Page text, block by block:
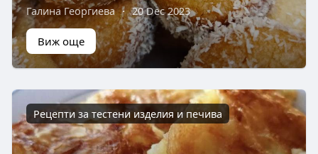
Галина Георгиева · 20 Dec 2023
Виж още
Рецепти за тестени изделия и печива